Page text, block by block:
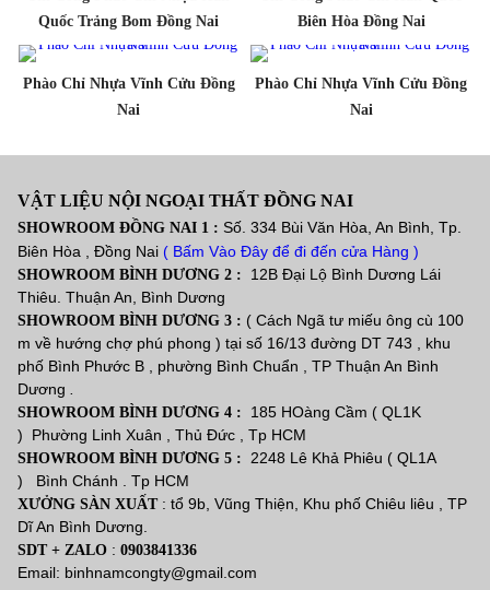
Quốc Trảng Bom Đồng Nai
Biên Hòa Đồng Nai
Phào Chỉ Nhựa Vĩnh Cửu Đồng
Nai
Phào Chỉ Nhựa Vĩnh Cửu Đồng
Nai
VẬT LIỆU NỘI NGOẠI THẤT ĐỒNG NAI
SHOWROOM ĐỒNG NAI 1 :Số. 334 Bùi Văn Hòa, An Bình, Tp.
Biên Hòa , Đồng Nai ( Bấm Vào Đây để đi đến cửa Hàng )
SHOWROOM BÌNH DƯƠNG 2 :
12B Đại Lộ Bình Dương Lái
Thiêu. Thuận An, Bình Dương
SHOWROOM BÌNH DƯƠNG 3 : ( Cách Ngã tư miếu ông cù 100
m về hướng chợ phú phong ) tại số 16/13 đường DT 743 , khu
phố Bình Phước B , phường Bình Chuẩn , TP Thuận An Bình
Dương
SHOWROOM BÌNH DƯƠNG 4 :
185 HOàng Cầm ( QL1K
) Phường Linh Xuân , Thủ Đức , Tp HCM
SHOWROOM BÌNH DƯƠNG 5 :
2248 Lê Khả Phiêu ( QL1A
) Bình Chánh . Tp HCM
XƯỞNG SÀN XUẤT: tổ 9b, Vũng Thiện, Khu phố Chiêu liêu , TP
Dĩ An Bình Dương.
SDT + ZALO :0903841336
Email: binhnamcongty@gmail.com